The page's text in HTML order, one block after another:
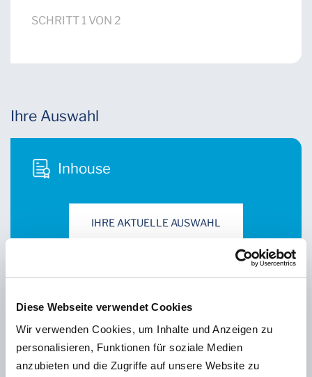
Diese Webseite verwendet Cookies
Wir verwenden Cookies, um Inhalte und Anzeigen zu
personalisieren, Funktionen für soziale Medien
anzubieten und die Zugriffe auf unsere Website zu
SCHRITT 1 VON 2
Ihre Auswahl
Inhouse
IHRE AKTUELLE AUSWAHL
Online
AUSWÄHLEN